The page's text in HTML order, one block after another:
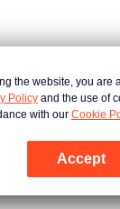
步步笙欢
暮色心迹
the website, you are
Policy and the use of
with our Cookie
Accept